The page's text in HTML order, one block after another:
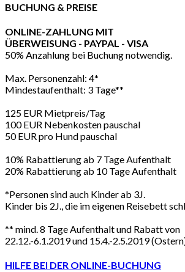
BUCHUNG & PREISE
ONLINE-ZAHLUNG MIT
ÜBERWEISUNG - PAYPAL - VISA
50% Anzahlung bei Buchung notwendig.
Max. Personenzahl: 4*
Mindestaufenthalt: 3 Tage**
125 EUR Mietpreis/Tag
100 EUR Nebenkosten pauschal
50 EUR pro Hund pauschal
10% Rabattierung ab 7 Tage Aufenthalt
20% Rabattierung ab 10 Tage Aufenthalt
*Personen sind auch Kinder ab 3J.
Kinder bis 2J., die im eigenen Reisebett
** mind. 8 Tage Aufenthalt und Rabatt von
22.12.-6.1.2019 und 15.4.-2.5.2019
HILFE BEI DER ONLINE-BUCHUNG